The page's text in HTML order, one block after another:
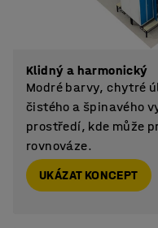
Klidný a harmonický
Modré barvy, chytré
čistého a špinavého
prostředí, kde může
rovnováze.
UKÁZAT KONCEPT